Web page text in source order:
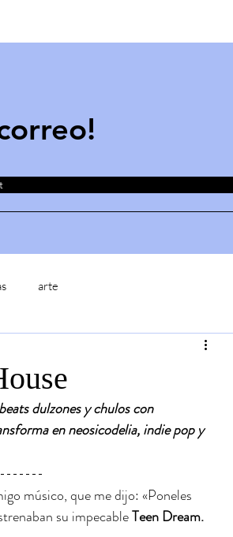
arte
dulzones y chulos con
en neosicodelia, indie pop y
músico, que me dijo: «Poneles
su impecable Teen Dream.